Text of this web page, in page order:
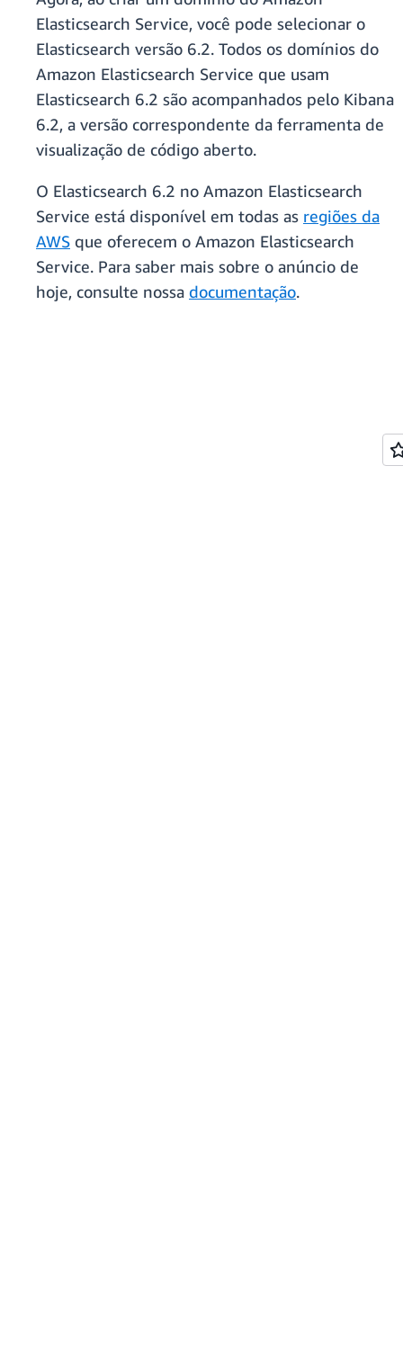
Elasticsearch Service, você pode selecionar o
Elasticsearch versão 6.2. Todos os domínios do
Amazon Elasticsearch Service que usam
Elasticsearch 6.2 são acompanhados pelo Kibana
6.2, a versão correspondente da ferramenta de
visualização de código aberto.
O Elasticsearch 6.2 no Amazon Elasticsearch
Service está disponível em todas as regiões da
AWS que oferecem o Amazon Elasticsearch
Service. Para saber mais sobre o anúncio de
hoje, consulte nossa documentação.